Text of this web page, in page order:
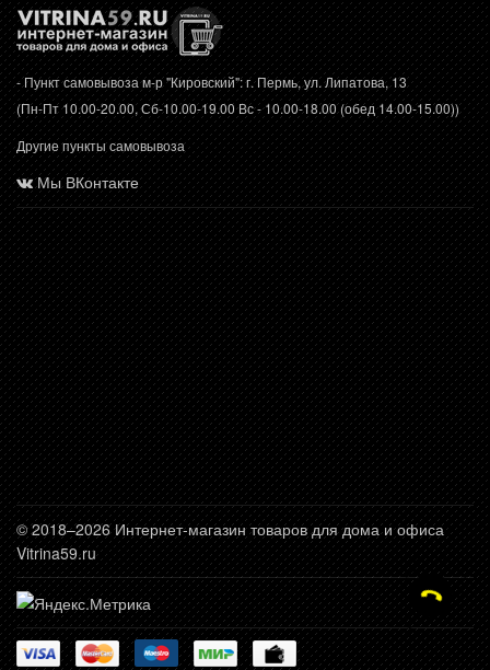
- Пункт самовывоза м-р "Кировский": г. Пермь, ул. Липатова, 13
(Пн-Пт 10.00-20.00, Сб-10.00-19.00 Вс - 10.00-18.00 (обед 14.00-15.00))
Другие пункты самовывоза
Мы ВКонтакте
© 2018–2026 Интернет-магазин товаров для дома и офиса
Vitrina59.ru